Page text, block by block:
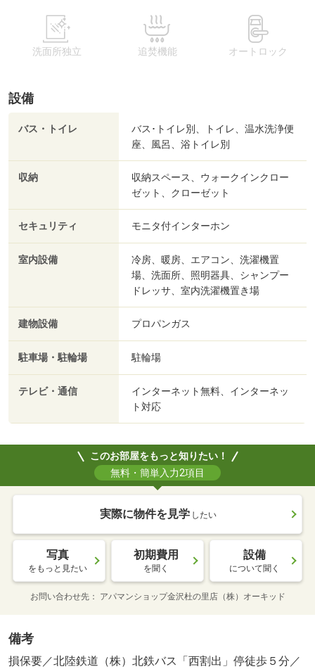
洗面所独立 追焚機能 オートロック
設備
バス・トイレ
バス･トイレ別、トイレ、温水洗浄便
座、風呂、浴トイレ別
収納
収納スペース、ウォークインクロー
ゼット、クローゼット
セキュリティ モニタ付インターホン
室内設備
冷房、暖房、エアコン、洗濯機置
場、洗面所、照明器具、シャンプー
ドレッサ、室内洗濯機置き場
建物設備 プロパンガス
駐車場・駐輪場 駐輪場
テレビ・通信
インターネット無料、インターネッ
ト対応
このお部屋をもっと知りたい！
無料・簡単入力2項目
実際に物件を見学 したい
写真
をもっと見たい
初期費用
を聞く
設備
について聞く
お問い合わせ先 アパマンショップ金沢杜の里店（株）オーキッド
備考
損保要／北陸鉄道（株）北鉄バス「西割出」停徒歩５分／